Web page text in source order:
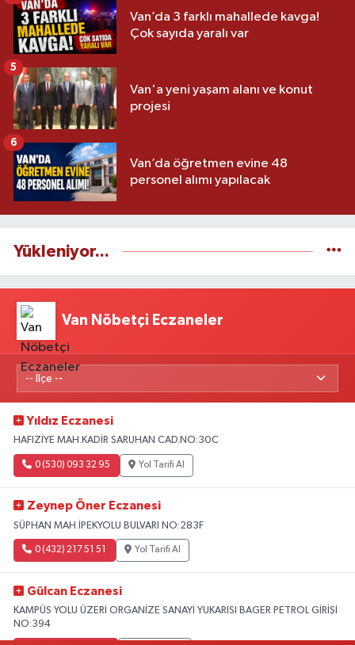
Van’da 3 farklı mahallede kavga!
Çok sayıda yaralı var
Van'a yeni yaşam alanı ve konut
projesi
5
Van’da öğretmen evine 48
personel alımı yapılacak
6
Yükleniyor...
Van Nöbetçi Eczaneler
Yıldız Eczanesi
HAFIZİYE MAH.KADİR SARUHAN CAD.NO:30C
0 (530) 093 32 95 Yol Tarifi Al
Zeynep Öner Eczanesi
SÜPHAN MAH.İPEKYOLU BULVARI NO:283F
0 (432) 217 51 51 Yol Tarifi Al
Gülcan Eczanesi
KAMPÜS YOLU ÜZERİ ORGANİZE SANAYİ YUKARISI BAGER PETROL GİRİŞİ
NO:394